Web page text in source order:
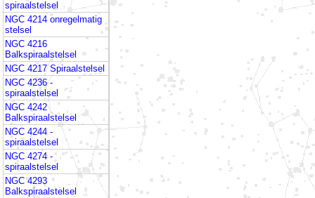
spiraalstelsel
NGC 4214 onregelmatig
stelsel
NGC 4216
Balkspiraalstelsel
NGC 4217 Spiraalstelsel
NGC 4236 -
spiraalstelsel
NGC 4242
Balkspiraalstelsel
NGC 4244 -
spiraalstelsel
NGC 4274 -
spiraalstelsel
NGC 4293
Balkspiraalstelsel